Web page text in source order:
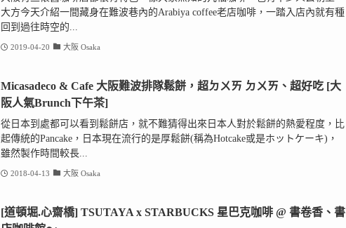
大方今天介紹一間藏身在難波巷內的Arabiya coffee老店咖啡，一踏入店內就有種
回到過往時空的...
2019-04-20 大阪 Osaka
Micasadeco & Cafe 大阪難波排隊鬆餅，超ㄉㄨㄞ ㄉㄨㄞ、超好吃 [大
阪人氣Brunch下午茶]
從日本到處都可以看到鬆餅店，就不難猜得出來日本人對於鬆餅的熱愛程度，比
起傳統的Pancake，日本現在流行的是厚鬆餅(稱為Hotcake或是ホットケーキ)，
雖然製作時間較長...
2018-04-13 大阪 Osaka
[道頓堀.心齋橋] TSUTAYA x STARBUCKS 星巴克咖啡 @ 書卷香、書